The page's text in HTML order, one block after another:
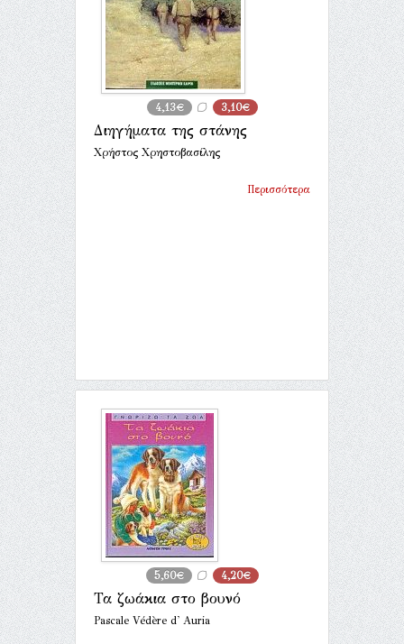
4,13€ 3,10€
Διηγήματα της στάνης
Χρήστος Χρηστοβασίλης
Περισσότερα
5,60€ 4,20€
Τα ζωάκια στο βουνό
Pascale Védère d' Auria